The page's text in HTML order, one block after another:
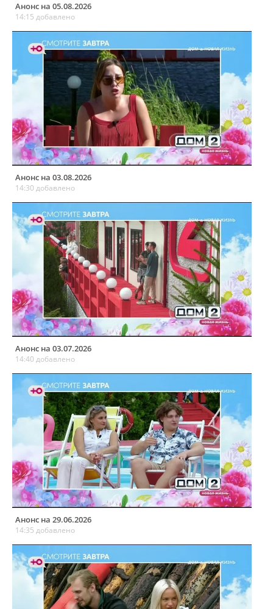
Анонс на 05.08.2026
14:15 добавлено
Анонс на 03.08.2026
14:30 добавлено
Анонс на 03.07.2026
14:40 добавлено
Анонс на 29.06.2026
14:35 добавлено